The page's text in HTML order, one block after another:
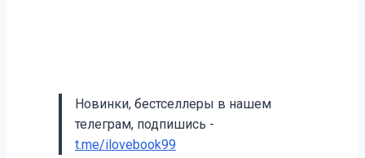
Новинки, бестселлеры в нашем
телеграм, подпишись -
t.me/ilovebook99